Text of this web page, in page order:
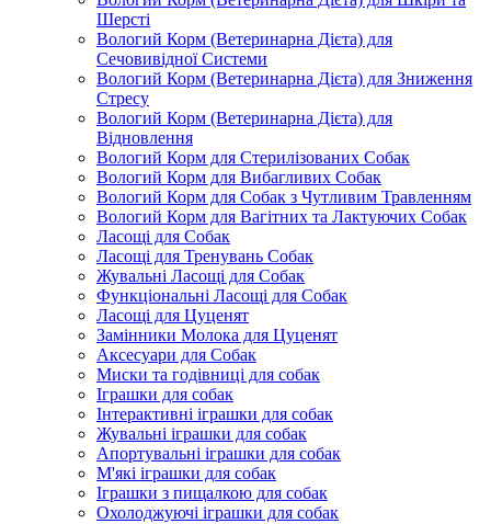
Шерсті
Вологий Корм (Ветеринарна Дієта) для
Сечовивідної Системи
Вологий Корм (Ветеринарна Дієта) для Зниження
Стресу
Вологий Корм (Ветеринарна Дієта) для
Відновлення
Вологий Корм для Стерилізованих Собак
Вологий Корм для Вибагливих Собак
Вологий Корм для Собак з Чутливим Травленням
Вологий Корм для Вагітних та Лактуючих Собак
Ласощі для Собак
Ласощі для Тренувань Собак
Жувальні Ласощі для Собак
Функціональні Ласощі для Собак
Ласощі для Цуценят
Замінники Молока для Цуценят
Аксесуари для Собак
Миски та годівниці для собак
Іграшки для собак
Інтерактивні іграшки для собак
Жувальні іграшки для собак
Апортувальні іграшки для собак
М'які іграшки для собак
Іграшки з пищалкою для собак
Охолоджуючі іграшки для собак